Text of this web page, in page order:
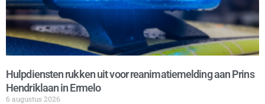
Hulpdiensten rukken uit voor reanimatiemelding aan Prins
Hendriklaan in Ermelo
6 augustus 2026